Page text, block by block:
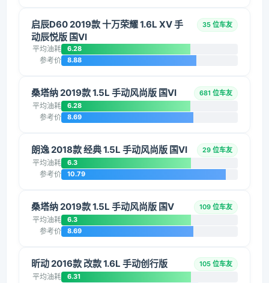
启辰D60 2019款 十万荣耀 1.6L XV 手
动辰悦版 国VI
35 位车友
平均油耗 6.28
参考价 8.88
桑塔纳 2019款 1.5L 手动风尚版 国VI 681 位车友
平均油耗 6.28
参考价 8.69
朗逸 2018款 经典 1.5L 手动风尚版 国VI 29 位车友
平均油耗 6.3
参考价 10.79
桑塔纳 2019款 1.5L 手动风尚版 国V 109 位车友
平均油耗 6.3
参考价 8.69
昕动 2016款 改款 1.6L 手动创行版 105 位车友
平均油耗 6.31